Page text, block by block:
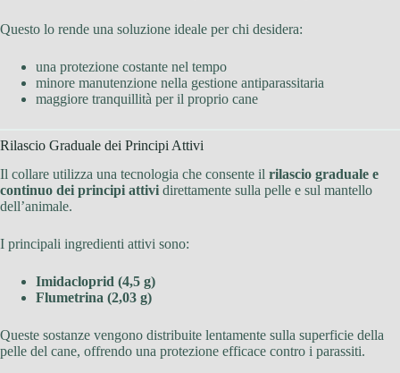
Questo lo rende una soluzione ideale per chi desidera:
una protezione costante nel tempo
minore manutenzione nella gestione antiparassitaria
maggiore tranquillità per il proprio cane
Rilascio Graduale dei Principi Attivi
Il collare utilizza una tecnologia che consente il rilascio graduale e
continuo dei principi attivi direttamente sulla pelle e sul mantello
dell’animale.
I principali ingredienti attivi sono:
Imidacloprid (4,5 g)
Flumetrina (2,03 g)
Queste sostanze vengono distribuite lentamente sulla superficie della
pelle del cane, offrendo una protezione efficace contro i parassiti.